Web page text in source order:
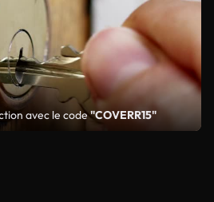
avec le code"COVERR15"